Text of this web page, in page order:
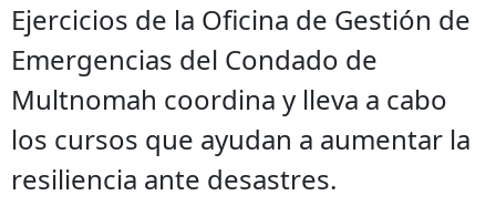
Ejercicios de la Oficina de Gestión de
Emergencias del Condado de
Multnomah coordina y lleva a cabo
los cursos que ayudan a aumentar la
resiliencia ante desastres.